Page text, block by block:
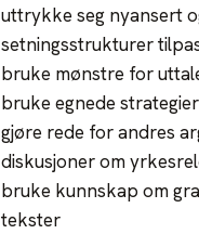
uttrykke seg nyansert
setningsstrukturer
bruke mønstre for
bruke egnede
gjøre rede for andres
diskusjoner om
bruke kunnskap om
tekster